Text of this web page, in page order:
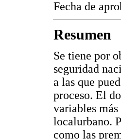
Fecha de
Resumen
Se tiene por
seguridad
a las que
proceso. El
variables
localurbano.
como las